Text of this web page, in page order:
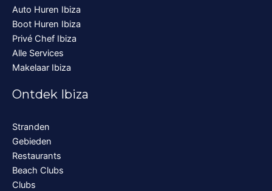
Auto Huren Ibiza
Boot Huren Ibiza
Privé Chef Ibiza
Alle Services
Makelaar Ibiza
Ontdek Ibiza
Stranden
Gebieden
Restaurants
Beach Clubs
Clubs